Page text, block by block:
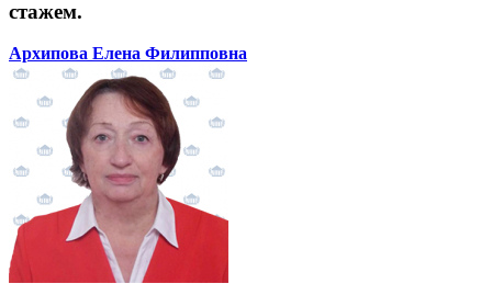
стажем.
Архипова Елена Филипповна